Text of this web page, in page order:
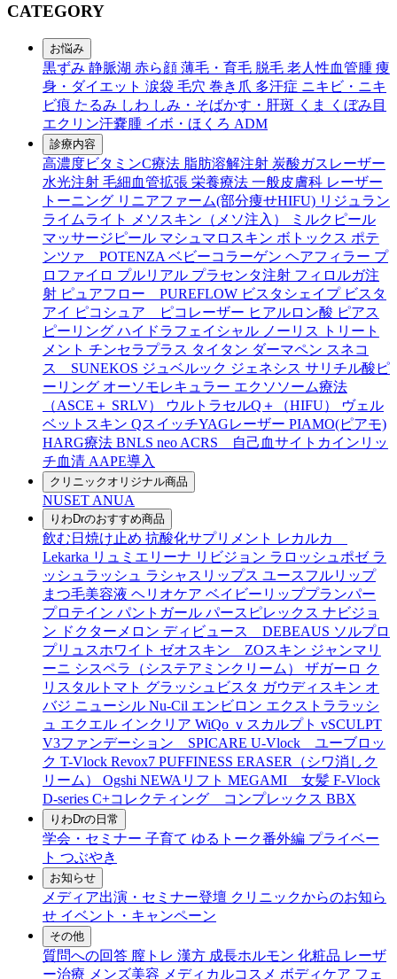
CATEGORY
お悩み
黒ずみ 静脈湖 赤ら顔 薄毛・育毛 脱毛 老人性血管腫 痩
身・ダイエット 涙袋 毛穴 巻き爪 多汗症 ニキビ・ニキ
ビ痕 たるみ しわ しみ・そばかす・肝斑 くま
くぼみ目
エクリン汗嚢腫 イボ・ほくろ ADM
診療内容
高濃度ビタミンC療法 脂肪溶解注射 炭酸ガスレーザー
水光注射 毛細血管拡張 栄養療法 一般皮膚科 レーザー
トーニング リニアファーム(部分痩せHIFU) リジュラン
ライムライト
メソスキン（メソ注入）
ミルクピール
マッサージピール マシュマロスキン ボトックス ポテ
ンツァ POTENZA ベビーコラーゲン ヘアフィラー プ
ロファイロ プルリアル プラセンタ注射 フィロルガ注
射 ピュアフロー PUREFLOW ビスタシェイプ ビスタ
アイ ピコシュア ピコレーザー ヒアルロン酸 ピアス
ピーリング ハイドラフェイシャル ノーリス
トリート
メント チンセラプラス タイタン ダーマペン スネコ
ス SUNEKOS ジュベルック ジェネシス サリチル酸ピ
ーリング オーソモレキュラー エクソソーム療法
（ASCE＋ SRLV）
ウルトラセルQ＋（HIFU）
ヴェル
ベットスキン QスイッチYAGレーザー PIAMO(ピアモ)
HARG療法 BNLS neo ACRS 自己血サイトカインリッ
チ血清 AAPE導入
クリニックオリジナル商品
NUSET ANUA
りわDrのおすすめ商品
飲む日焼け止め 抗酸化サプリメント レカルカ
Lekarka リュミエリーナ リビジョン ラロッシュポゼ ラ
ッシュラッシュ ラシャスリップス ユースフルリップ
まつ毛美容液 ヘリオケア ベイビーリッププランパー
プロテイン パントガール パースピレックス ナビジョ
ン ドクターメロン ディビュース DEBEAUS ソルプロ
プリュスホワイト ゼオスキン ZOスキン ジャンマリ
ーニ シスペラ（システアミンクリーム） ザガーロ ク
リスタルトマト グラッシュビスタ ガウディスキン オ
バジ ニューシル Nu-Cil エンビロン エクストララッシ
ュ エクエル インクリア WiQo ｖスカルプト vSCULPT
V3ファンデーション SPICARE U-Vlock ユーブロッ
ク T-Vlock Revox7 PUFFINESS ERASER（シワ消しク
リーム）
Ogshi NEWAリフト MEGAMI 女髪 F-Vlock
D-series C+コレクティング コンプレックス BBX
りわDrの日常
学会・セミナー 子育て ゆるトーク番外編 プライベー
ト つぶやき
お知らせ
メディア出演・セミナー登壇 クリニックからのお知ら
せ イベント・キャンペーン
その他
質問への回答 膣トレ 漢方 成長ホルモン 化粧品 レーザ
ー治療 メンズ美容 メディカルコスメ ボディケア フェ